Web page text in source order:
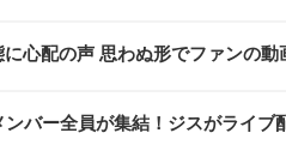
心配の声 思わぬ形でファンの動
バー全員が集結！ジスがライブ